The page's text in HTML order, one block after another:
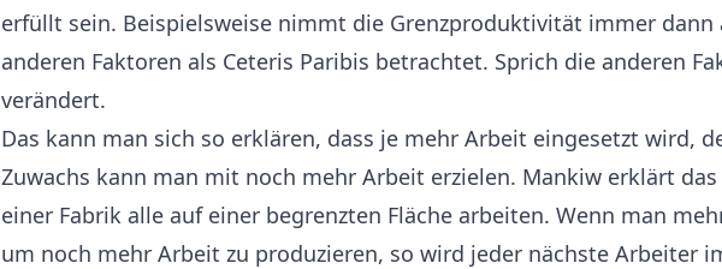
erfüllt sein. Beispielsweise nimmt die Grenzproduktivität immer dann
anderen Faktoren als Ceteris Paribis betrachtet. Sprich die anderen
verändert.
Das kann man sich so erklären, dass je mehr Arbeit eingesetzt wird,
Zuwachs kann man mit noch mehr Arbeit erzielen. Mankiw erklärt
einer Fabrik alle auf einer begrenzten Fläche arbeiten. Wenn man
um noch mehr Arbeit zu produzieren, so wird jeder nächste Arbeiter